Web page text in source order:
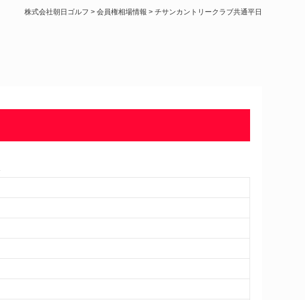
株式会社朝日ゴルフ > 会員権相場情報 > チサンカントリークラブ共通平日